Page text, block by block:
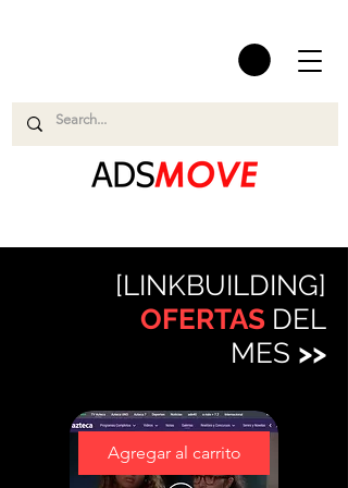
[LINKBUILDING]
OFERTAS DEL
MES >>
Agregar al carrito